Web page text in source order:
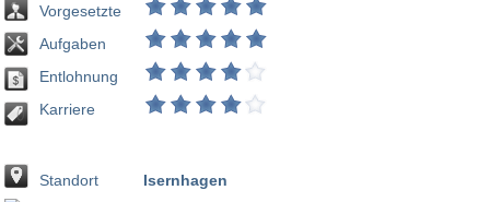
Vorgesetzte
Aufgaben
Entlohnung
Karriere
Standort
Isernhagen